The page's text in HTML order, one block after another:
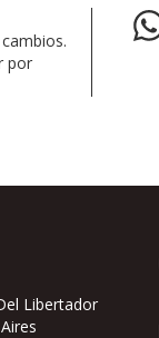
por
Libertador